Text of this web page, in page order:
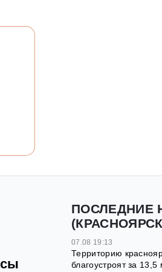
ПОСЛЕДНИЕ
07.08 19:13
Территорию
благоустроят за